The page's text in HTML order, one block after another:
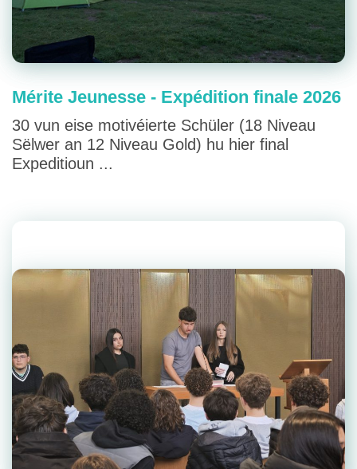
Mérite Jeunesse - Expédition finale 2026
30 vun eise motivéierte Schüler (18 Niveau
Sëlwer an 12 Niveau Gold) hu hier final
Expeditioun ...